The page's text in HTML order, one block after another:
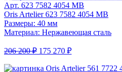
Арт. 623 7582 4054 MB
Oris Artelier 623 7582 4054 MB
Размеры: 40 мм
Материал: Нержавеющая сталь
206 200 ₽ 175 270 ₽